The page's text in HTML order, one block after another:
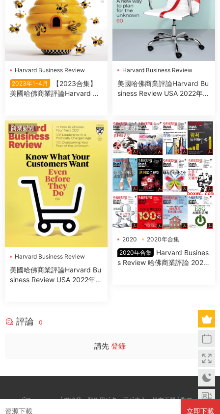
資源下載 立即下載
Harvard Business Review
2023年1-4月
【2023合集】
美國哈佛商業評論Harvard Bu
Harvard Business Review
Harvard Business Review
USA
美國哈佛商業評論Harvard Bu
siness Review USA 2022年9-
商業财經
Harvard Business Review
Harvard Business Review
USA
美國哈佛商業評論Harvard Bu
siness Review USA 2022年7-
商業财經
2020
2020年合集
Harvard Business Review
2020年合集
Harvard Busines
s Review 哈佛商業評論 2020
評論 0
請先 登錄
@Boxwc.com | 聯絡我：登錄用戶名--用戶中心--提交工單 | 郵箱：